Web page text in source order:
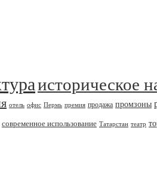
историческое
отель офис Пермь премия продажа промзоны
современное использование Татарстан театр